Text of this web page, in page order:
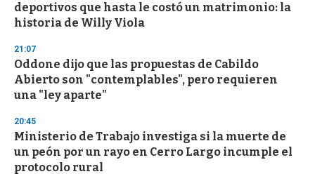
deportivos que hasta le costó un matrimonio: la
historia de Willy Viola
21:07
Oddone dijo que las propuestas de Cabildo
Abierto son "contemplables", pero requieren
una "ley aparte"
20:45
Ministerio de Trabajo investiga si la muerte de
un peón por un rayo en Cerro Largo incumple el
protocolo rural